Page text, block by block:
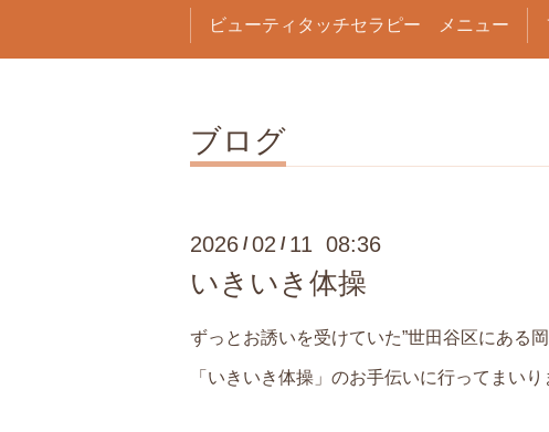
ビューティタッチセラピー メニュー
ブログ
2026 /02 / 11 08:36
いきいき体操
ずっとお誘いを受けていた”世田谷区にある
「いきいき体操」のお手伝いに行ってまいり